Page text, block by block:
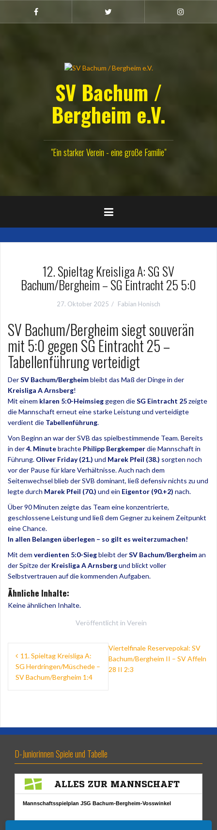
springen
Facebook
(Damen)
SV Bachum /
Bergheim e.V.
"Ein starker Verein - eine große Familie"
12. Spieltag Kreisliga A: SG SV
Bachum/Bergheim – SG Eintracht 25 5:0
27. Oktober 2025 Fabian Honisch
SV Bachum/Bergheim siegt souverän
mit 5:0 gegen SG Eintracht 25 –
Tabellenführung verteidigt
DerSV Bachum/Bergheimbleibt das Maß der Dinge in der
Kreisliga A Arnsberg!
Mit einem klaren 5:0-Heimsieggegen dieSG Eintracht 25zeigte
die Mannschaft erneut eine starke Leistung und verteidigte
verdient die Tabellenführung.
Von Beginn an war der SVB das spielbestimmende Team. Bereits
in der4. Minutebrachte Philipp Bergkemperdie Mannschaft in
Führung. Oliver Friday (21.) und Marek Pfeil (38.) sorgten noch
vor der Pause für klare Verhältnisse. Auch nach dem
Seitenwechsel blieb der SVB dominant, ließ defensiv nichts zu und
legte durch Marek Pfeil (70.) und ein Eigentor (90.+2) nach.
Über 90 Minuten zeigte das Team eine konzentrierte,
geschlossene Leistung und ließ dem Gegner zu keinem Zeitpunkt
eine Chance.
In allen Belangen überlegen – so gilt es weiterzumachen!
Mit dem verdienten 5:0-Siegbleibt derSV Bachum/Bergheiman
der Spitze der Kreisliga A Arnsbergund blickt voller
Selbstvertrauen auf die kommenden Aufgaben.
Ähnliche Inhalte:
Keine ähnlichen Inhalte.
Veröffentlicht in Verein
Beitragsnavigation
11. Spieltag Kreisliga A:
SG Herdringen/Müschede –
SV Bachum/Bergheim 1:4
Viertelfinale Reservepokal: SV
Bachum/Bergheim II – SV Affeln
28 II 2:3
D-Juniorinnen Spiele und Tabelle